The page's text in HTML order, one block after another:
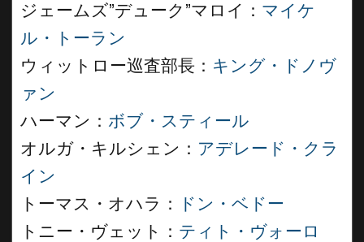
ジェームズ”デューク”マロイ： マイケ
ル・トーラン
ウィットロー巡査部長： キング・ドノヴ
ァン
ハーマン： ボブ・スティール
オルガ・キルシェン： アデレード・クラ
イン
トーマス・オハラ：
ドン・ベドー
トニー・ヴェット： ティト・ヴォーロ